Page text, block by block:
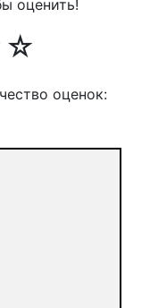
оценить!
☆
оценок: